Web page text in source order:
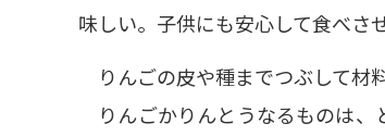
味しい。子供にも安心して食べさ
りんごの皮や種までつぶして材
りんごかりんとうなるものは、